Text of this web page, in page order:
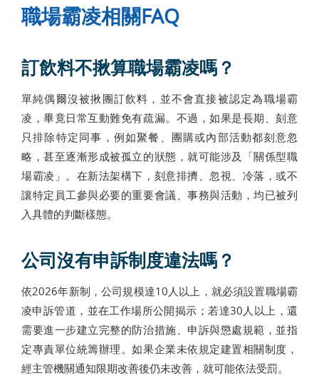
職場霸凌相關FAQ
訂飲料不揪算職場霸凌嗎？
單純偶爾沒被揪團訂飲料，並不會直接被認定為職場霸
凌，畢竟日常互動難免有疏漏。不過，如果是長期、刻意
只排除特定同事，例如聚餐、團購或內部活動都刻意忽
略，甚至逐漸形成被孤立的狀態，就可能涉及「關係型職
場霸凌」。在新法架構下，刻意排擠、忽視、冷落，或不
讓特定員工參與必要的重要會議、事務與活動，均已被列
入具體的判斷樣態。
公司沒有申訴制度違法嗎？
依2026年新制，公司規模達10人以上，就必須設置職場霸
凌申訴管道，並在工作場所公開揭示；若達30人以上，還
需要進一步建立完整的防治措施、申訴與懲處規範，並指
定專責單位統籌辦理。如果企業未依規定建置相關制度，
經主管機關通知限期改善後仍未改善，就可能依法受罰。